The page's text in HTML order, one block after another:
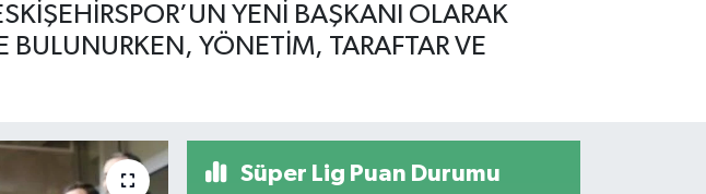
YENİ BAŞKANI OLARAK
BULUNURKEN, YÖNETİM, TARAFTAR VE
Süper Lig Puan Durumu